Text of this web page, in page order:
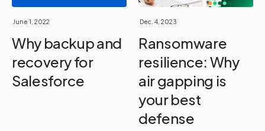
June 1, 2022
Why backup and
recovery for
Salesforce
Dec. 4, 2023
Ransomware
resilience: Why
air gapping is
your best
defense